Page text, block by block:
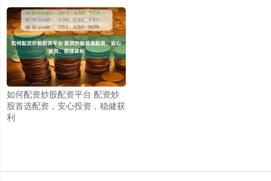
如何配资炒股配资平台 配资炒
股首选配资，安心投资，稳健获
利